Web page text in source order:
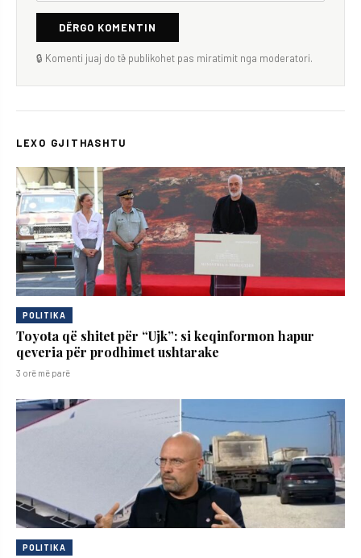
DËRGO KOMENTIN
🔒 Komenti juaj do të publikohet pas miratimit nga moderatori.
LEXO GJITHASHTU
POLITIKA
Toyota që shitet për “Ujk”: si keqinformon hapur
qeveria për prodhimet ushtarake
3 orë më parë
POLITIKA